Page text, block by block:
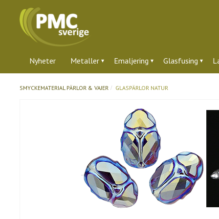
Nyheter Metaller Emaljering Glasfusing
SMYCKEMATERIAL PÄRLOR & VAJER GLASPÄRLOR NATUR